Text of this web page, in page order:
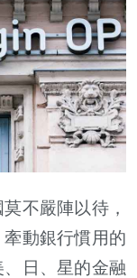
不嚴陣以待，
動銀行慣用的
日、星的金融